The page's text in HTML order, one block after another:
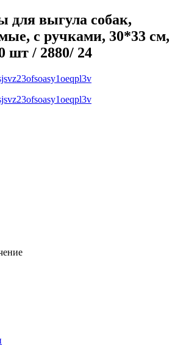
для выгула собак,
с ручками, 30*33 см,
шт / 2880/ 24